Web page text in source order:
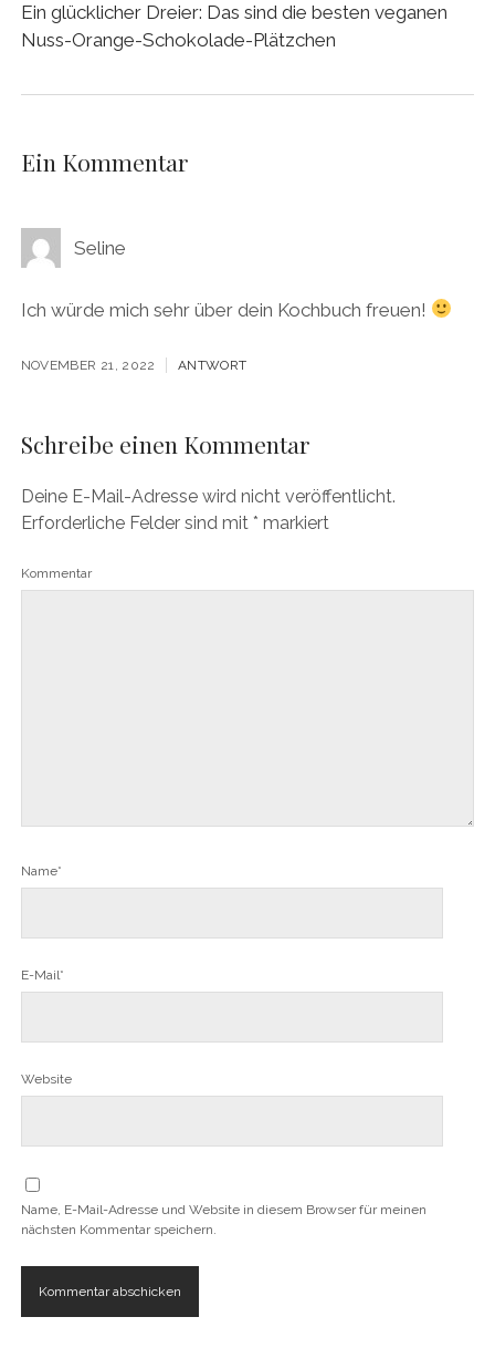
Ein glücklicher Dreier: Das sind die besten veganen
Nuss-Orange-Schokolade-Plätzchen
Ein Kommentar
Seline
Ich würde mich sehr über dein Kochbuch freuen!
NOVEMBER 21, 2022 ANTWORT
Schreibe einen Kommentar
Deine E-Mail-Adresse wird nicht veröffentlicht.
Erforderliche Felder sind mit * markiert
Kommentar
Name*
E-Mail*
Website
Name, E-Mail-Adresse und Website in diesem Browser für meinen
nächsten Kommentar speichern.